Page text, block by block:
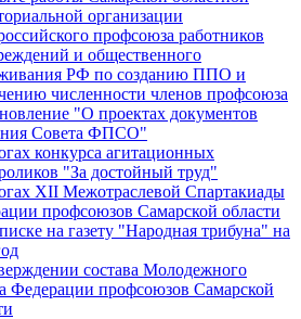
организации
профсоюза работников
и общественного
РФ по созданию ППО и
численности членов профсоюза
"О проектах документов
Совета ФПСО"
конкурса агитационных
"За достойный труд"
XII Межотраслевой Спартакиады
профсоюзов Самарской области
на газету "Народная трибуна" на
состава Молодежного
Федерации профсоюзов Самарской